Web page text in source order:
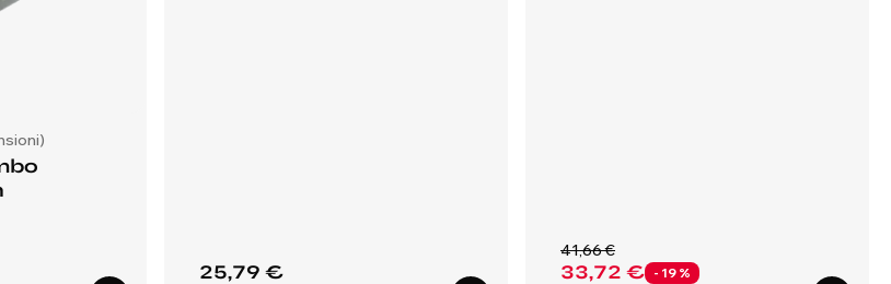
25,79 € 33,72 € - 19 %
41,66 €